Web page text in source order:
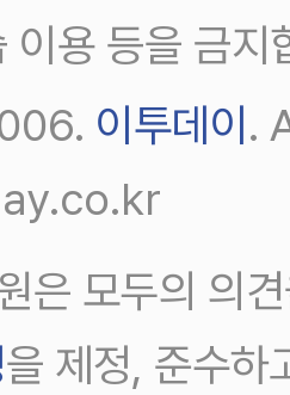
이용 등을 금지
이투데이 .
은 모두의 의
을 제정, 준수하